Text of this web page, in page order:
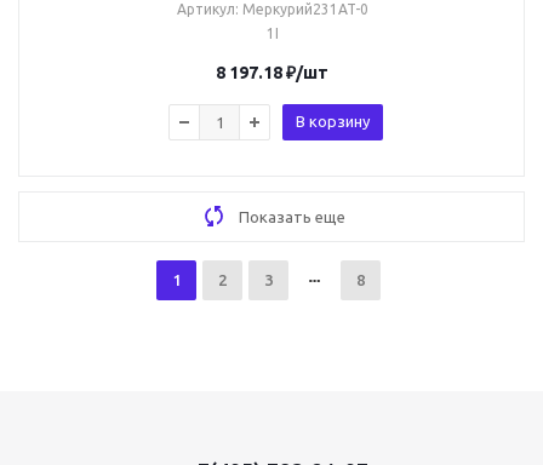
Артикул: Меркурий231AT-0
1I
8 197.18₽/шт
В корзину
Показать еще
1 2 3 8